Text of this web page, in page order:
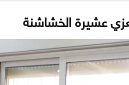
عشيرة الخشاشنة